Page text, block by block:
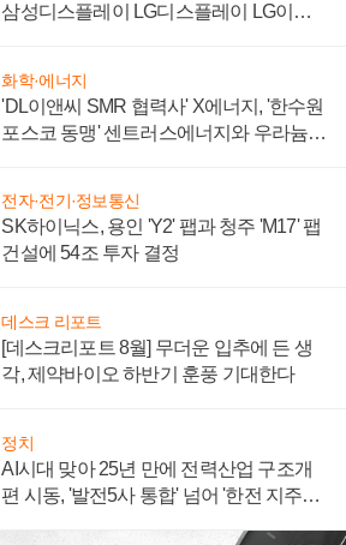
삼성디스플레이 LG디스플레이 LG이노
화학·에너지
'DL이앤씨 SMR 협력사' X에너지, '한수원
포스코 동맹' 센트러스에너지와 우라늄
전자·전기·정보통신
SK하이닉스, 용인 'Y2' 팹과 청주 'M17' 팹
건설에 54조 투자 결정
데스크 리포트
[데스크리포트 8월] 무더운 입추에 든 생
각, 제약바이오 하반기 훈풍 기대한다
정치
AI시대 맞아 25년 만에 전력산업 구조개
편 시동, '발전5사 통합' 넘어 '한전 지주사'